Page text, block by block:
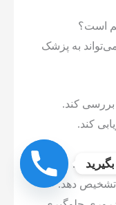
است؟
به پزشک
کند.
کند.
کند.
تشخیص دهد.